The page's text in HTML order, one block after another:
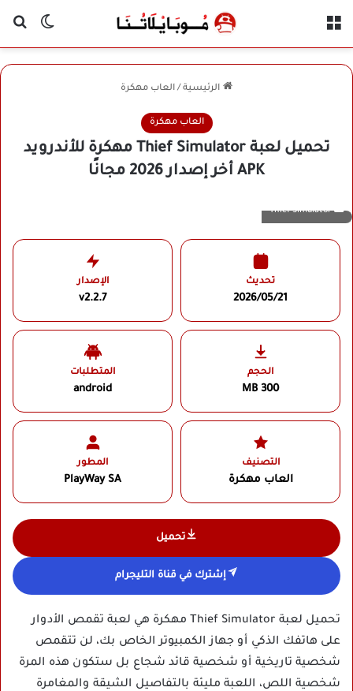
الوضع
الرئيسية / العاب مهكرة
العاب مهكرة
تحميل لعبة Thief Simulator مهكرة للأندرويد
APK أخر إصدار 2026 مجانًا
Thief Simulator
تحديث
2026/05/21
الإصدار
v2.2.7
الحجم
300 MB
المتطلبات
android
التصنيف
العاب مهكرة
المطور
PlayWay SA‏
تحميل
إشترك في قناة التليجرام
تحميل لعبة Thief Simulator مهكرة هي لعبة تقمص الأدوار
على هاتفك الذكي أو جهاز الكمبيوتر الخاص بك، لن تتقمص
شخصية تاريخية أو شخصية قائد شجاع بل ستكون هذه المرة
شخصية اللص، اللعبة مليئة بالتفاصيل الشيقة والمغامرة